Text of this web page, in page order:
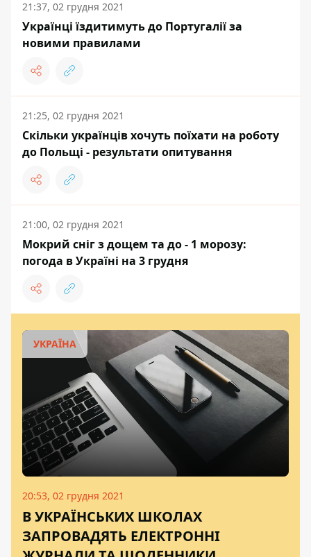
21:37, 02 грудня 2021
Українці їздитимуть до Португалії за
новими правилами
21:25, 02 грудня 2021
Скільки українців хочуть поїхати на роботу
до Польщі - результати опитування
21:00, 02 грудня 2021
Мокрий сніг з дощем та до - 1 морозу:
погода в Україні на 3 грудня
УКРАЇНА
20:53, 02 грудня 2021
В УКРАЇНСЬКИХ ШКОЛАХ
ЗАПРОВАДЯТЬ ЕЛЕКТРОННІ